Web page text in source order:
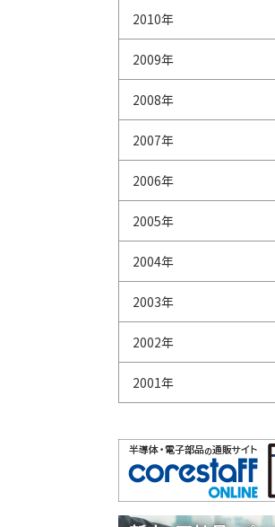
2010年
2009年
2008年
2007年
2006年
2005年
2004年
2003年
2002年
2001年